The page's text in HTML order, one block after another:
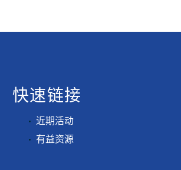
快速链接
近期活动
有益资源